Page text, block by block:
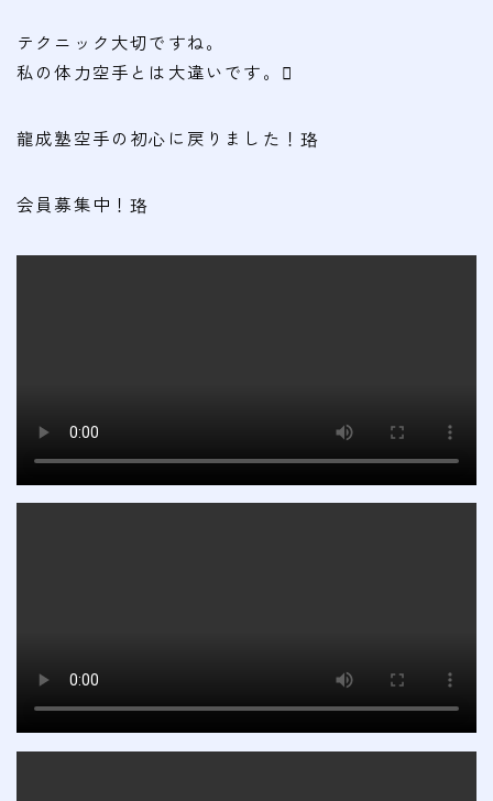
テクニック大切ですね。
私の体力空手とは大違いです。
龍成塾空手の初心に戻りました！珞
会員募集中！珞